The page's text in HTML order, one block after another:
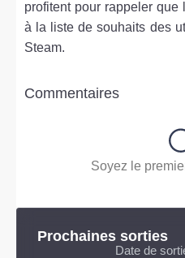
profitent pour rappeler
à la liste de souhaits des
Steam.
Commentaires
Soyez le
Prochaines sorties
Date de